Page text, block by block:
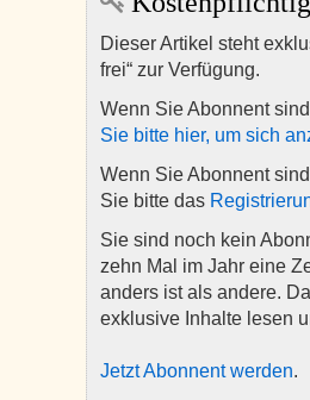
Dieser Artikel steht
frei“ zur Verfügung.
Wenn Sie Abonnent
Sie bitte hier, um sich
Wenn Sie Abonnent
Sie bitte das
Sie sind noch kein
zehn Mal im Jahr eine
anders ist als andere.
exklusive Inhalte lesen
Jetzt Abonnent werden.